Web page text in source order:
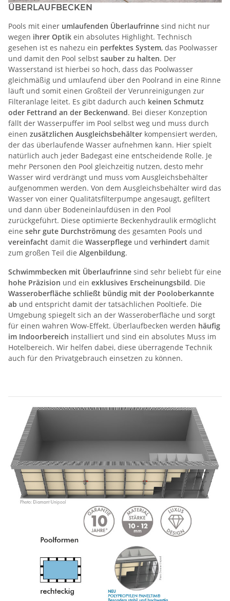
ÜBERLAUFBECKEN
Pools mit einer umlaufenden Überlaufrinne sind nicht nur
wegen ihrer Optik ein absolutes Highlight. Technisch
gesehen ist es nahezu ein perfektes System, das Poolwasser
und damit den Pool selbst sauber zu halten. Der
Wasserstand ist hierbei so hoch, dass das Poolwasser
gleichmäßig und umlaufend über den Poolrand in eine Rinne
läuft und somit einen Großteil der Verunreinigungen zur
Filteranlage leitet. Es gibt dadurch auch keinen Schmutz
oder Fettrand an der Beckenwand. Bei dieser Konzeption
fällt der Wasserpuffer im Pool selbst weg und muss durch
einen zusätzlichen Ausgleichsbehälter kompensiert werden,
der das überlaufende Wasser aufnehmen kann. Hier spielt
natürlich auch jeder Badegast eine entscheidende Rolle. Je
mehr Personen den Pool gleichzeitig nutzen, desto mehr
Wasser wird verdrängt und muss vom Ausgleichsbehälter
aufgenommen werden. Von dem Ausgleichsbehälter wird das
Wasser von einer Qualitätsfilterpumpe angesaugt, gefiltert
und dann über Bodeneinlaufdüsen in den Pool
zurückgeführt. Diese optimierte Beckenhydraulik ermöglicht
eine sehr gute Durchströmung des gesamten Pools und
vereinfacht damit die Wasserpflege und verhindert damit
zum großen Teil die Algenbildung.
Schwimmbecken mit Überlaufrinne sind sehr beliebt für eine
hohe Präzision und ein exklusives Erscheinungsbild. Die
Wasseroberfläche schließt bündig mit der Pooloberkannte
ab und entspricht damit der tatsächlichen Pooltiefe. Die
Umgebung spiegelt sich an der Wasseroberfläche und sorgt
für einen wahren Wow-Effekt. Überlaufbecken werden häufig
im Indoorbereich installiert und sind ein absolutes Muss im
Hotelbereich. Wir helfen dabei, diese überragende Technik
auch für den Privatgebrauch einsetzen zu können.